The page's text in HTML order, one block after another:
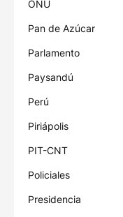
ONU
Pan de Azúcar
Parlamento
Paysandú
Perú
Piriápolis
PIT-CNT
Policiales
Presidencia